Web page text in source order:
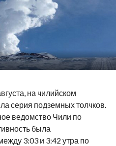
на чилийском
серия подземных толчков.
ведомство Чили по
была
3:03 и 3:42 утра по